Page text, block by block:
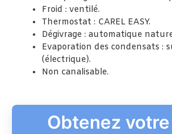
Froid : ventilé.
Thermostat : CAREL EASY.
Dégivrage : automatique
Evaporation des condensats :
(électrique).
Non canalisable.
Obtenez